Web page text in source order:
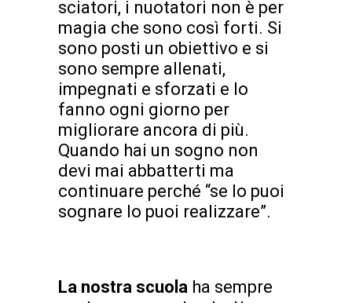
sciatori, i nuotatori non è per
magia che sono così forti. Si
sono posti un obiettivo e si
sono sempre allenati,
impegnati e sforzati e lo
fanno ogni giorno per
migliorare ancora di più.
Quando hai un sogno non
devi mai abbatterti ma
continuare perché “se lo puoi
sognare lo puoi realizzare”.
La nostra scuola ha sempre